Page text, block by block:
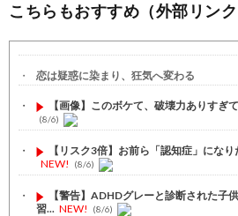
こちらもおすすめ（外部リンク
恋は疑惑に染まり、狂気へ変わる
【画像】このボケて、破壊力ありすぎ
(8/6)
【リスク3倍】お前ら「認知症」にな
NEW!
(8/6)
【警告】ADHDグレーと診断された子
習... NEW! (8/6)